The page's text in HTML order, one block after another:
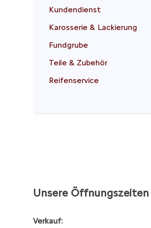
Kundendienst
Karosserie & Lackierung
Fundgrube
Teile & Zubehör
Reifenservice
Unsere Öffnungszeiten
Verkauf: